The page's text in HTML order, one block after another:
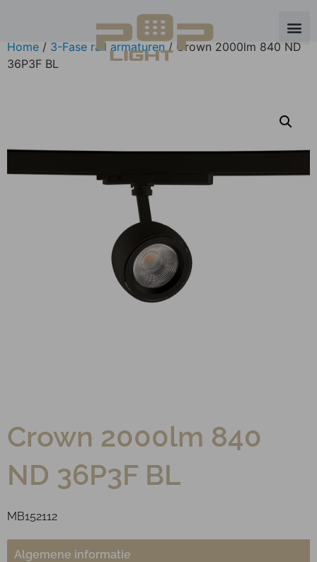
Home / 3-Fase rail armaturen / Crown 2000lm 840 ND
36Р3F BL
Crown 2000lm 840
ND 36Р3F BL
MB152112
Algemene informatie